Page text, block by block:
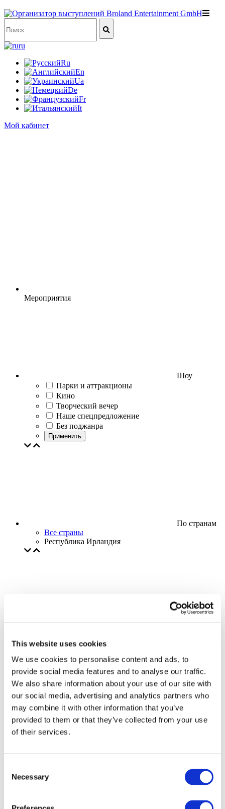
This website uses cookies
We use cookies to personalise content and ads, to
provide social media features and to analyse our traffic.
We also share information about your use of our site with
our social media, advertising and analytics partners who
may combine it with other information that you’ve
provided to them or that they’ve collected from your use
of their services.
Selection
Necessary
ru
Ru
En
Ua
De
Fr
It
Мой кабинет
Мероприятия
Шоу
Парки и аттракционы
Кино
Творческий вечер
Наше спецпредложение
Без поджанра
Применить
По странам
Все страны
Республика Ирландия